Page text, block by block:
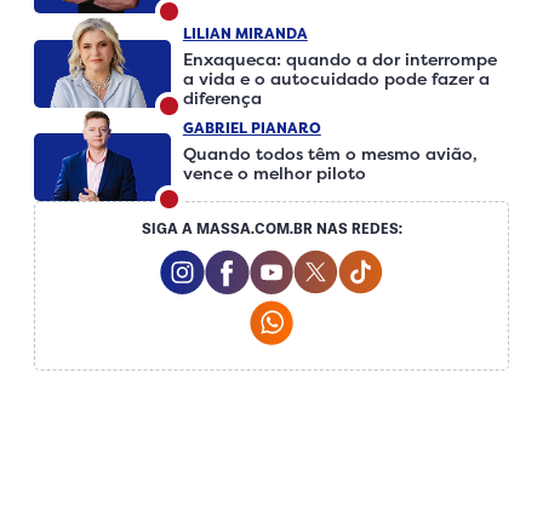
LILIAN MIRANDA
Enxaqueca: quando a dor interrompe
a vida e o autocuidado pode fazer a
diferença
GABRIEL PIANARO
Quando todos têm o mesmo avião,
vence o melhor piloto
SIGA A MASSA.COM.BR NAS REDES:
Instagram Social Media
Facebook Social Media
Youtube Social Media
Twitter Social Media
Tiktok Social
Whatsapp Social Media